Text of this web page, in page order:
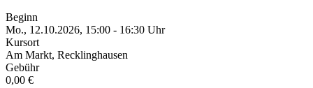
Beginn
Mo., 12.10.2026, 15:00 - 16:30 Uhr
Kursort
Am Markt, Recklinghausen
Gebühr
0,00 €